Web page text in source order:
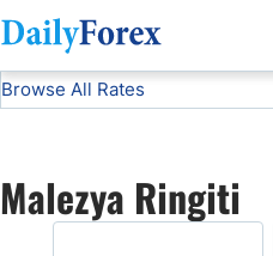
DF Currencies MYR
Browse All Rates
USD/JPY
Malezya Ringiti